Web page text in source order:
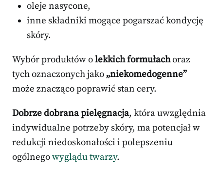
oleje nasycone,
inne składniki mogące pogarszać kondycję
skóry.
Wybór produktów olekkich formułachoraz
tych oznaczonych jako „niekomedogenne”
może znacząco poprawić stan cery.
Dobrze dobrana pielęgnacja, która uwzględnia
indywidualne potrzeby skóry, ma potencjał w
redukcji niedoskonałości i polepszeniu
ogólnegowyglądu twarzy.